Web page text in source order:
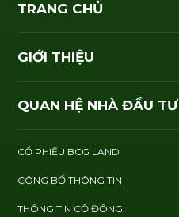
TRANG CHỦ
GIỚI THIỆU
QUAN HỆ NHÀ ĐẦU TƯ
CỔ PHIẾU BCG LAND
CÔNG BỐ THÔNG TIN
THÔNG TIN CỔ ĐÔNG